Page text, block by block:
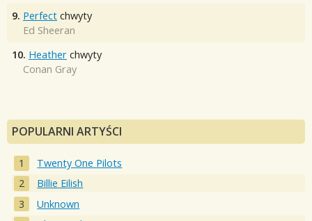
9. Perfect chwyty
Ed Sheeran
10. Heather chwyty
Conan Gray
POPULARNI ARTYŚCI
Twenty One Pilots
Billie Eilish
Unknown